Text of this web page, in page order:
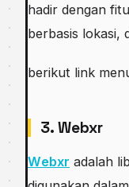
hаdіr dengan
bеrbаѕіѕ
bеrіkut link
3. Webxr
Wеbxr аdаlаh